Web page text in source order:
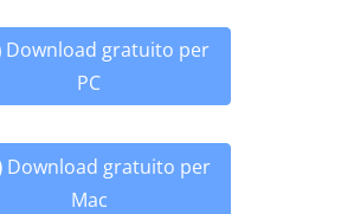
Download gratuito per
PC
Download gratuito per
Mac